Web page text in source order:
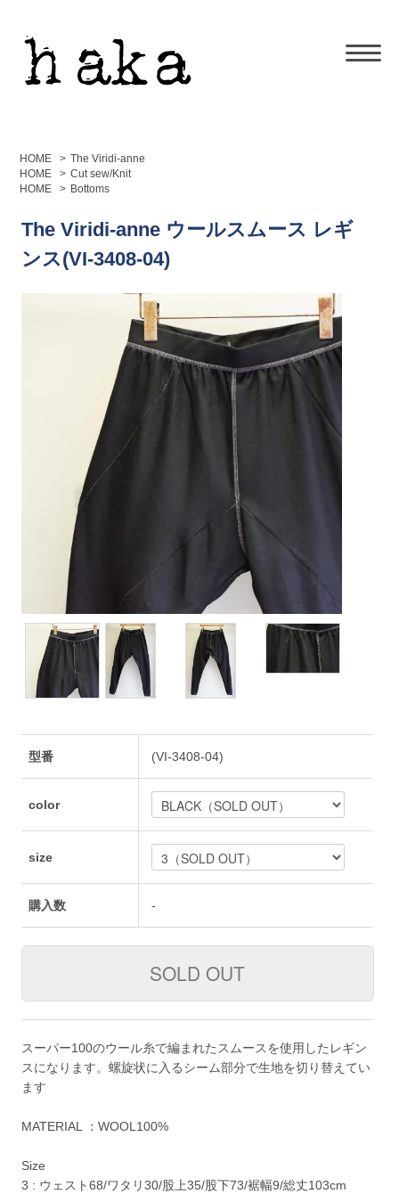
HOME > The Viridi-anne
HOME
> Cut sew/Knit
HOME
> Bottoms
The Viridi-anne ウールスムース レギ
ンス(VI-3408-04)
型番 (VI-3408-04)
color
size
購入数 -
スーパー100のウール糸で編まれたスムースを使用したレギン
スになります。螺旋状に入るシーム部分で生地を切り替えてい
ます
MATERIAL ：WOOL100%
Size
3 : ウェスト68/ワタリ30/股上35/股下73/裾幅9/総丈103cm